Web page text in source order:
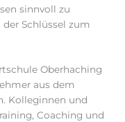
sinnvoll zu
Schlüssel zum
Oberhaching
aus dem
Kolleginnen und
Coaching und